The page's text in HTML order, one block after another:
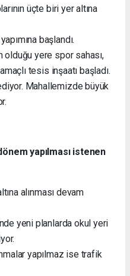
üçte biri yer altına
başlandı.
olduğu yere spor sahası,
tesis inşaatı başladı.
Mahallemizde büyük
yapılması istenen
alınması devam
yeni planlarda okul yeri
yapılmaz ise trafik